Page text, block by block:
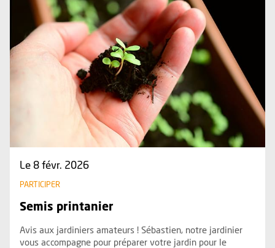
Le 8 févr. 2026
PARTICIPER
Semis printanier
Avis aux jardiniers amateurs ! Sébastien, notre jardinier
vous accompagne pour préparer votre jardin pour le